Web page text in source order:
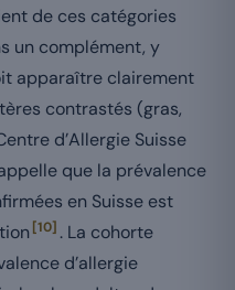
de ces catégories
un complément, y
apparaître clairement
contrastés (gras,
d’Allergie Suisse
que la prévalence
en Suisse est
[10] . La cohorte
d’allergie